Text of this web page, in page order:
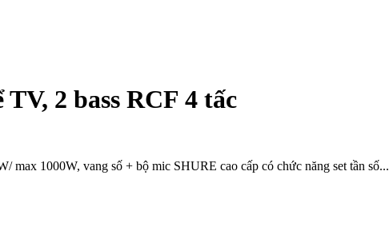
2 bass RCF 4 tấc
max 1000W, vang số + bộ mic SHURE cao cấp có chức năng set tần số...